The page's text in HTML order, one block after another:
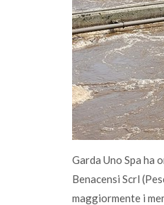
Garda Uno Spa ha
Benacensi Scrl
maggiormente i